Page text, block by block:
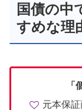
国債の中
すめな理
「
元本保